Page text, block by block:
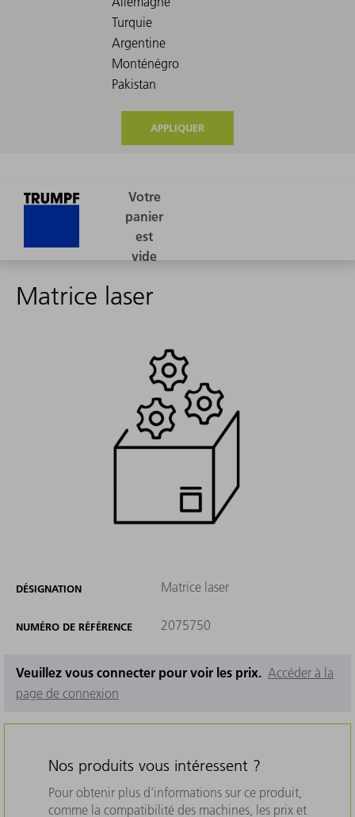
APPLIQUER
Matrice laser
DÉSIGNATION Matrice laser
NUMÉRO DE RÉFÉRENCE 2075750
Veuillez vous connecter pour voir les prix. Accéder à la
page de connexion
Nos produits vous intéressent ?
Pour obtenir plus d'informations sur ce produit,
comme la compatibilité des machines, les prix et